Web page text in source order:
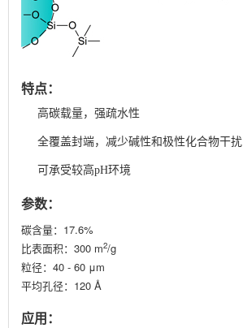
特点：
高碳载量，强疏水性
全覆盖封端，减少碱性和极性化合物干扰
可承受较高pH环境
参数：
碳含量：17.6%
比表面积：300 m2/g
粒径：40 - 60 μm
平均孔径：120 Å
应用：